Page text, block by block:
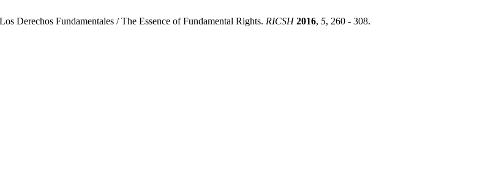
Derechos Fundamentales / The Essence of Fundamental Rights. RICSH 2016, 5, 260 - 308.